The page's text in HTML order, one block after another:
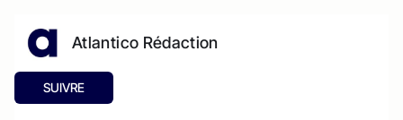
Atlantico Rédaction
SUIVRE